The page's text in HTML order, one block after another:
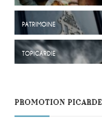
PATRIMOINE
TOPICARDIE
PROMOTION PICARDE